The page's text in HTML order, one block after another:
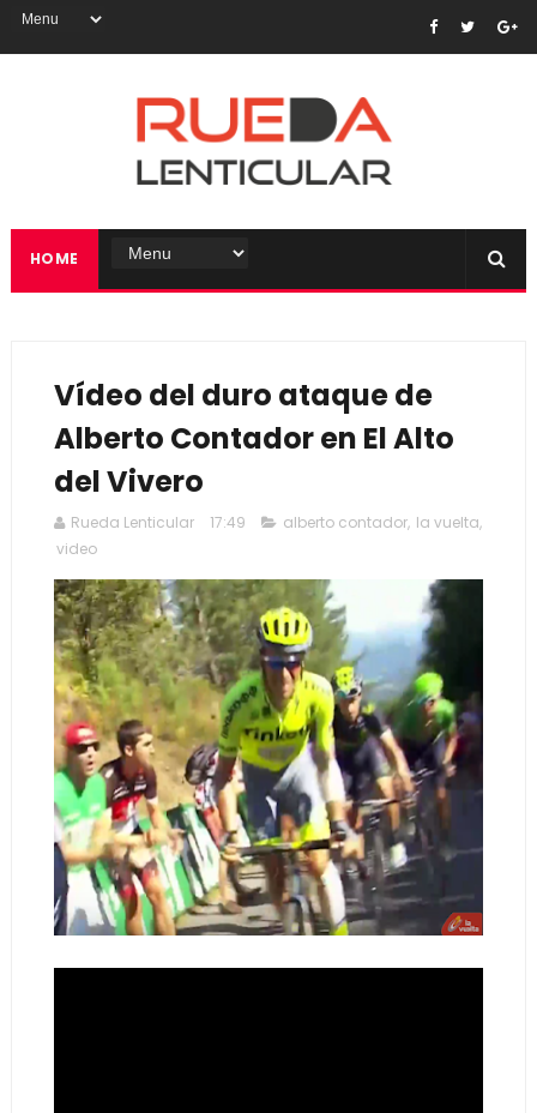
HOME
Vídeo del duro ataque de
Alberto Contador en El Alto
del Vivero
Rueda Lenticular 17:49 alberto contador, la vuelta,
video